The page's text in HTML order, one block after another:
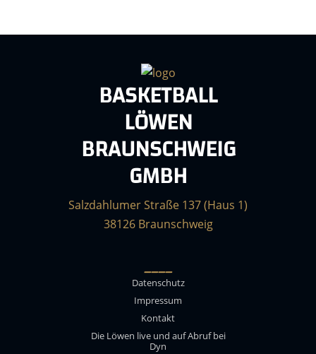
BASKETBALL
LÖWEN
BRAUNSCHWEIG
GMBH
Salzdahlumer Straße 137 (Haus 1)
38126 Braunschweig
____
Datenschutz
Impressum
Kontakt
Die Löwen live und auf Abruf bei
Dyn